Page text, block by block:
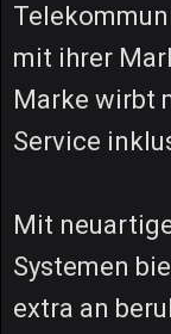
mit ihrer
Marke wirbt
Service
Mit
Systemen
extra an